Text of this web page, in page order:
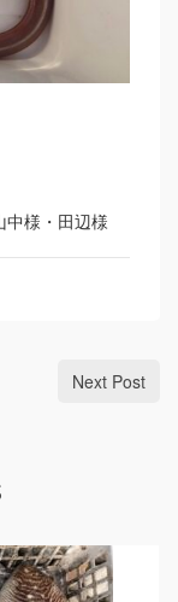
様・田辺様
Next Post